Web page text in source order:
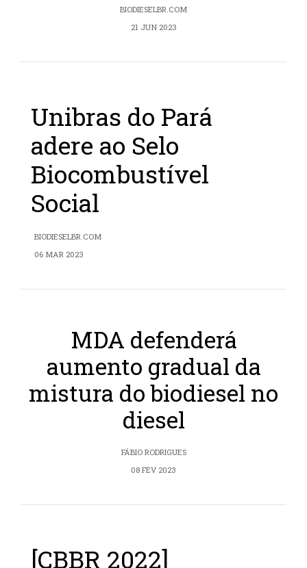
BIODIESELBR.COM
21 JUN 2023
Unibras do Pará
adere ao Selo
Biocombustível
Social
BIODIESELBR.COM
06 MAR 2023
MDA defenderá
aumento gradual da
mistura do biodiesel no
diesel
FÁBIO RODRIGUES
08 FEV 2023
[CBBR 2022]